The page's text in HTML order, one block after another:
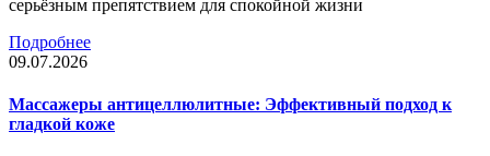
серьёзным препятствием для спокойной жизни
Подробнее
09.07.2026
Массажеры антицеллюлитные: Эффективный подход к
гладкой коже